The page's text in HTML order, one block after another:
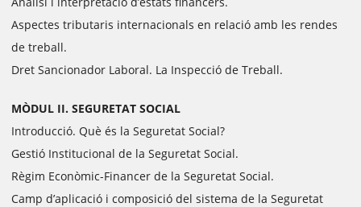
Aspectes tributaris internacionals en relació amb les rendes
de treball.
Dret Sancionador Laboral. La Inspecció de Treball.
MÒDUL II. SEGURETAT SOCIAL
Introducció. Què és la Seguretat Social?
Gestió Institucional de la Seguretat Social.
Règim Econòmic-Financer de la Seguretat Social.
Camp d’aplicació i composició del sistema de la Seguretat